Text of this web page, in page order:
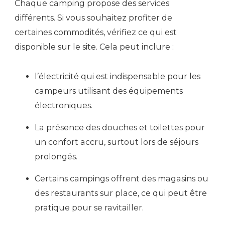
Chaque camping propose des services
différents. Si vous souhaitez profiter de
certaines commodités, vérifiez ce qui est
disponible sur le site. Cela peut inclure :
l’électricité qui est indispensable pour les
campeurs utilisant des équipements
électroniques.
La présence des douches et toilettes pour
un confort accru, surtout lors de séjours
prolongés.
Certains campings offrent des magasins ou
des restaurants sur place, ce qui peut être
pratique pour se ravitailler.